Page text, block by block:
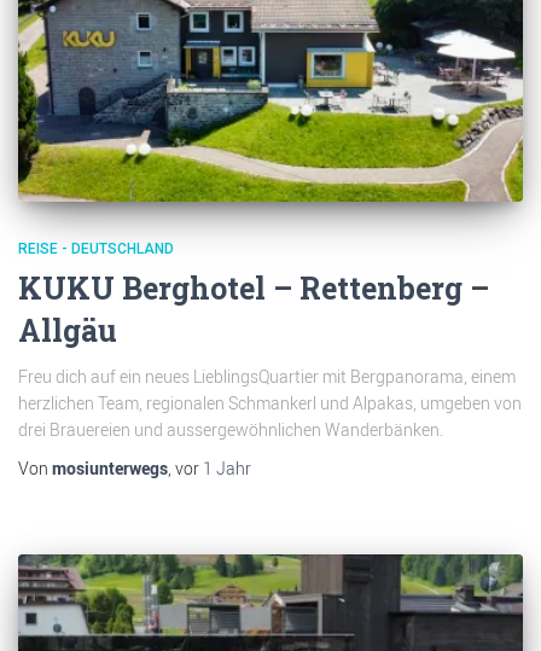
REISE - DEUTSCHLAND
KUKU Berghotel – Rettenberg –
Allgäu
Freu dich auf ein neues LieblingsQuartier mit Bergpanorama, einem
herzlichen Team, regionalen Schmankerl und Alpakas, umgeben von
drei Brauereien und aussergewöhnlichen Wanderbänken.
Von mosiunterwegs, vor 1 Jahr